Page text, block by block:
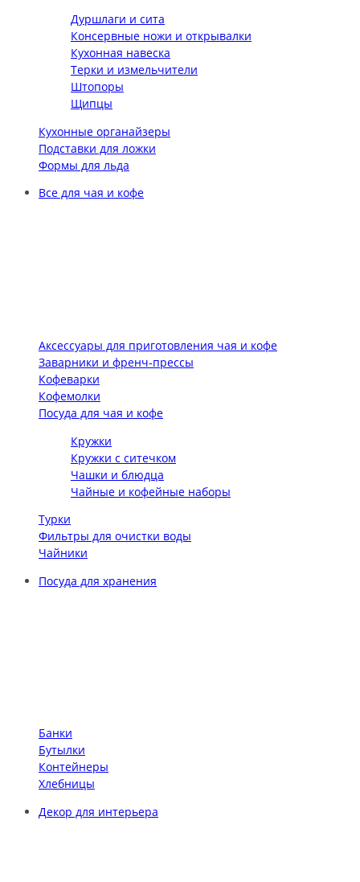
Дуршлаги и сита
Консервные ножи и открывалки
Кухонная навеска
Терки и измельчители
Штопоры
Щипцы
Кухонные органайзеры
Подставки для ложки
Формы для льда
Все для чая и кофе
Аксессуары для приготовления чая и кофе
Заварники и френч-прессы
Кофеварки
Кофемолки
Посуда для чая и кофе
Кружки
Кружки с ситечком
Чашки и блюдца
Чайные и кофейные наборы
Турки
Фильтры для очистки воды
Чайники
Посуда для хранения
Банки
Бутылки
Контейнеры
Хлебницы
Декор для интерьера